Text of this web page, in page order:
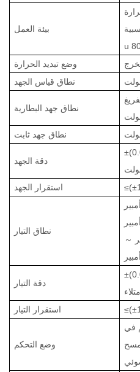
بيئة العمل
u
وضع تبديد الحرارة
نطاق قياس الجهد
نطاق جهد البطارية
تفريغ
نطاق جهد ثابت
دقة الجهد
استقرار الجهد
نطاق التيار
～
دقة التيار
+ 0.05% من
استقرار التيار
وضع التحكم
في